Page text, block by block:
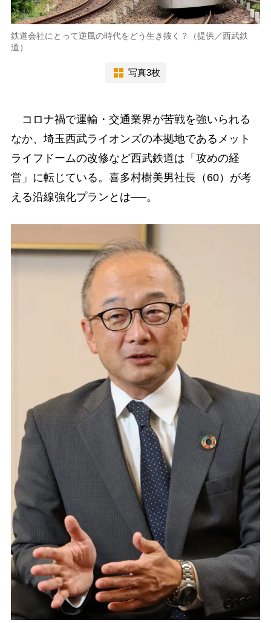
鉄道会社にとって逆風の時代をどう生き抜く？（提供／西武鉄
道）
写真3枚
コロナ禍で運輸・交通業界が苦戦を強いられる
なか、埼玉西武ライオンズの本拠地であるメット
ライフドームの改修など西武鉄道は「攻めの経
営」に転じている。喜多村樹美男社長（60）が考
える沿線強化プランとは──。